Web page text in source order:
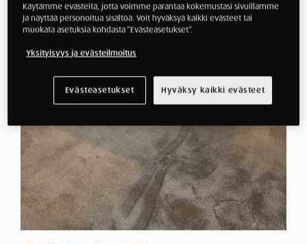
Käytämme evästeitä, jotta voimme parantaa kokemustasi sivuillamme
ja näyttää personoitua sisältöä. Voit hyväksyä kaikki evästeet tai
muokata asetuksia kohdasta ”Evästeasetukset”.
Yksityisyys ja evästeilmoitus
Evästeasetukset Hyväksy kaikki evästeet